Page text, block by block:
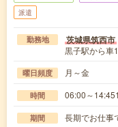
派遣
勤務地 茨城県筑西市
黒子駅から車
曜日頻度 月～金
時間 06:00～
期間 長期でお仕事